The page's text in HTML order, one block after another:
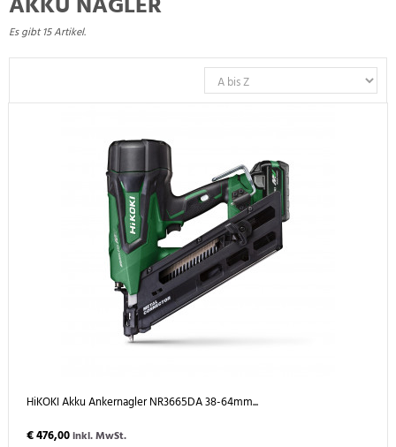
Es gibt 15 Artikel.
HiKOKI Akku Ankernagler NR3665DA 38-64mm...
€ 476,00inkl. MwSt.